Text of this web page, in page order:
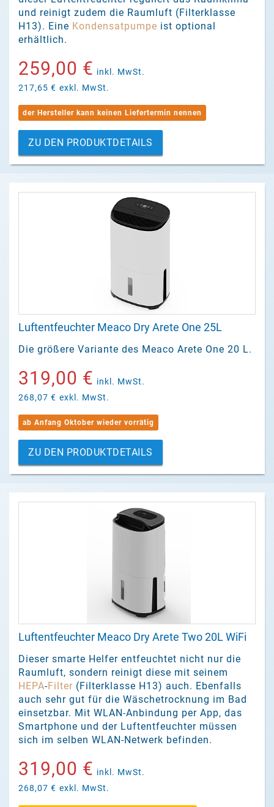
und reinigt zudem die Raumluft (Filterklasse
H13). Eine Kondensatpumpe ist optional
erhältlich.
259,00 € inkl. MwSt.
217,65 € exkl. MwSt.
der Hersteller kann keinen Liefertermin nennen
ZU DEN PRODUKTDETAILS
Luftentfeuchter Meaco Dry Arete One 25L
Die größere Variante des Meaco Arete One 20 L.
319,00 € inkl. MwSt.
268,07 € exkl. MwSt.
ab Anfang Oktober wieder vorrätig
ZU DEN PRODUKTDETAILS
Luftentfeuchter Meaco Dry Arete Two 20L WiFi
Dieser smarte Helfer entfeuchtet nicht nur die
Raumluft, sondern reinigt diese mit seinem
HEPA-Filter (Filterklasse H13) auch. Ebenfalls
auch sehr gut für die Wäschetrocknung im Bad
einsetzbar. Mit WLAN-Anbindung per App, das
Smartphone und der Luftentfeuchter müssen
sich im selben WLAN-Netwerk befinden.
319,00 € inkl. MwSt.
268,07 € exkl. MwSt.